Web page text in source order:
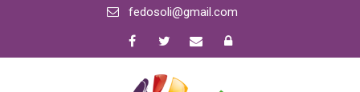
fedosoli@gmail.com